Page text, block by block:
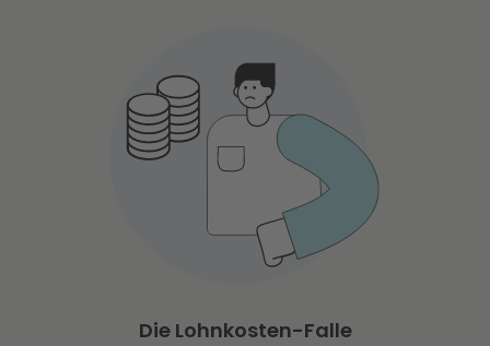
Die Lohnkosten-Falle